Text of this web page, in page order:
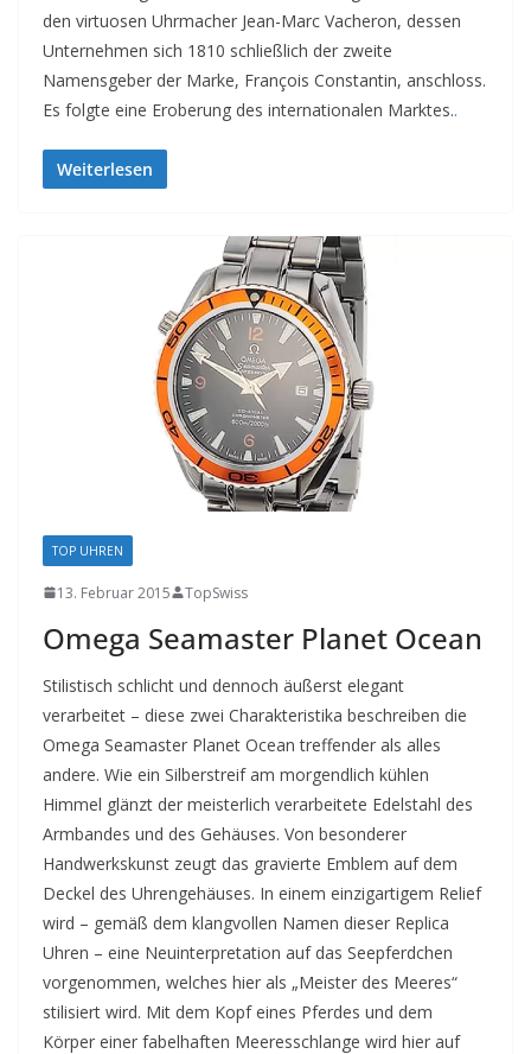
den virtuosen Uhrmacher Jean-Marc Vacheron, dessen
Unternehmen sich 1810 schließlich der zweite
Namensgeber der Marke, François Constantin, anschloss.
Es folgte eine Eroberung des internationalen Marktes..
Weiterlesen
TOP UHREN
13. Februar 2015 TopSwiss
Omega Seamaster Planet Ocean
Stilistisch schlicht und dennoch äußerst elegant
verarbeitet – diese zwei Charakteristika beschreiben die
Omega Seamaster Planet Ocean treffender als alles
andere. Wie ein Silberstreif am morgendlich kühlen
Himmel glänzt der meisterlich verarbeitete Edelstahl des
Armbandes und des Gehäuses. Von besonderer
Handwerkskunst zeugt das gravierte Emblem auf dem
Deckel des Uhrengehäuses. In einem einzigartigem Relief
wird – gemäß dem klangvollen Namen dieser Replica
Uhren – eine Neuinterpretation auf das Seepferdchen
vorgenommen, welches hier als „Meister des Meeres“
stilisiert wird. Mit dem Kopf eines Pferdes und dem
Körper einer fabelhaften Meeresschlange wird hier auf